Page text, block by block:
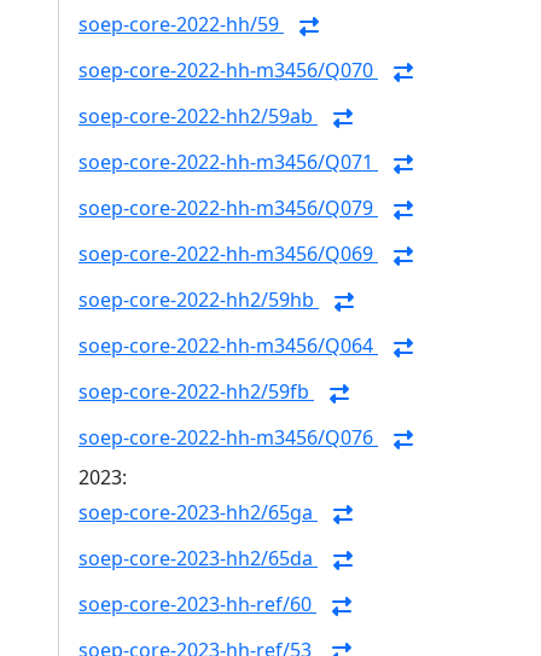
soep-core-2022-hh/59
soep-core-2022-hh-m3456/Q070
soep-core-2022-hh2/59ab
soep-core-2022-hh-m3456/Q071
soep-core-2022-hh-m3456/Q079
soep-core-2022-hh-m3456/Q069
soep-core-2022-hh2/59hb
soep-core-2022-hh-m3456/Q064
soep-core-2022-hh2/59fb
soep-core-2022-hh-m3456/Q076
2023:
soep-core-2023-hh2/65ga
soep-core-2023-hh2/65da
soep-core-2023-hh-ref/60